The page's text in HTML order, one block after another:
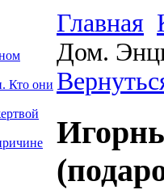
Кто они
Главная
Дом.